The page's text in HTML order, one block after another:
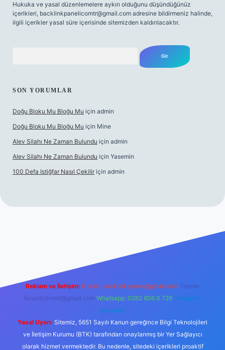
Hukuka ve yasal düzenlemelere aykırı olduğunu düşündüğünüz
içerikleri, backlinkpanelicomtr@gmail.com adresine bildirmeniz halinde,
ilgili içerikler yasal süre içerisinde sitemizden kaldırılacaktır.
SON YORUMLAR
Doğu Bloku Mu Bloğu Mu için admin
Doğu Bloku Mu Bloğu Mu için Mine
Alev Silahı Ne Zaman Bulundu için admin
Alev Silahı Ne Zaman Bulundu için Yasemin
100 Defa Istiğfar Nasıl Çekilir için admin
Reklam ve İletişim: E-mail: backlinkpaneli@gmail.com Teams:
forumhizmeti@gmail.com Whatsapp: 0262 606 0 726 Telegram:
@karabul
Yasal Uyarı: Sitemiz, 5651 Sayılı Kanun gereğince Bilgi Teknolojileri
ve İletişim Kurumu (BTK) tarafından onaylanmış bir Yer Sağlayıcı
olarak hizmet vermektedir. Bu nedenle, sitedeki içerikleri proaktif